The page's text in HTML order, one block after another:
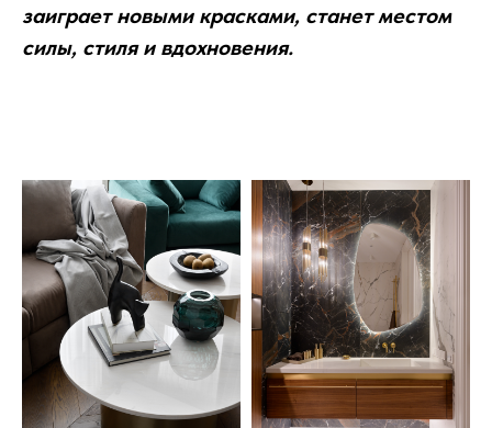
заиграет новыми красками, станет местом
силы, стиля и вдохновения.